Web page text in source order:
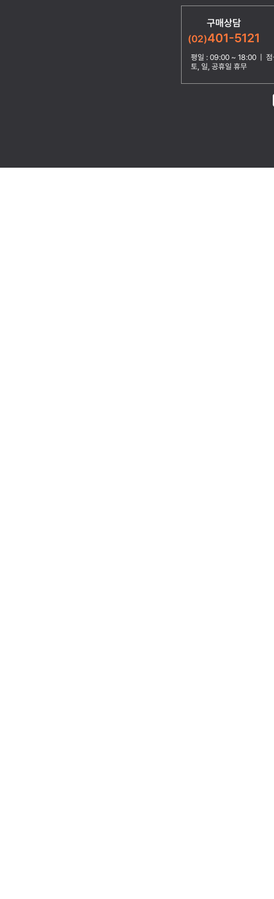
구매상담
(02)401-5121
평일 : 09:00 ~ 18:00 | 점
토, 일, 공휴일 휴무